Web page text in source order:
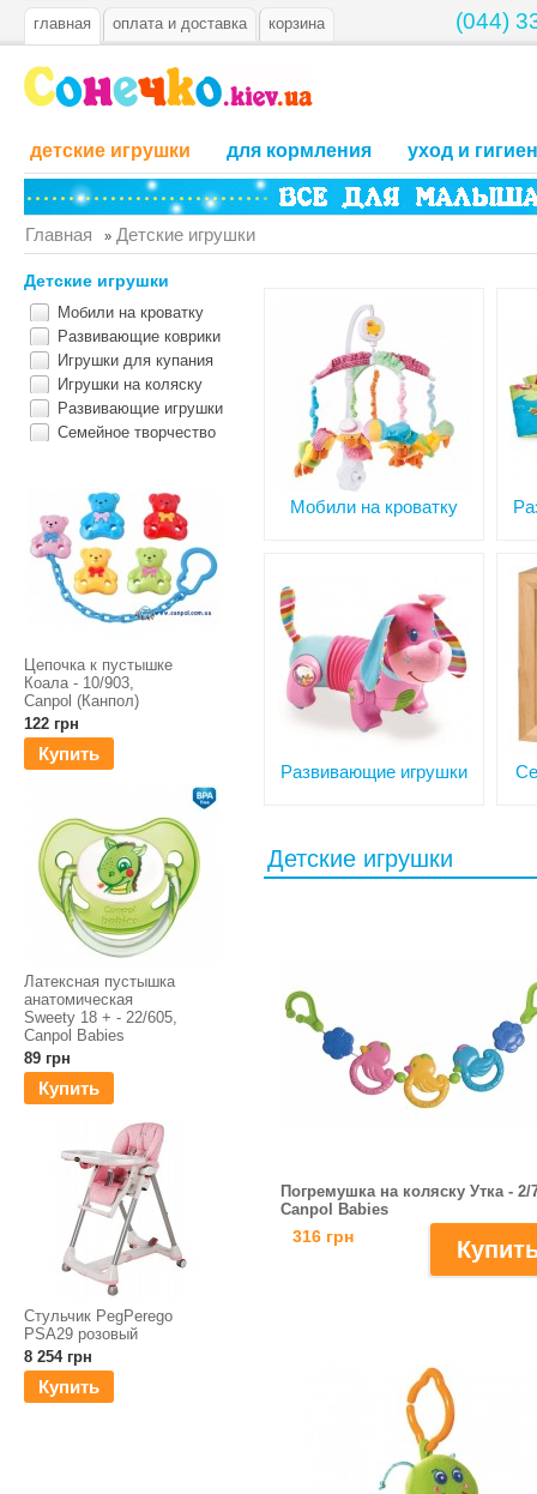
(044)
главная оплата и доставка корзина
детские игрушки для кормления уход и
Главная » Детские игрушки
Детские игрушки
Мобили на кроватку
Развивающие коврики
Игрушки для купания
Игрушки на коляску
Развивающие игрушки
Семейное творчество
Цепочка к пустышке
Коала - 10/903,
Canpol (Канпол)
122 грн
Купить
Латексная пустышка
анатомическая
Sweety 18 + - 22/605,
Canpol Babies
89 грн
Купить
Стульчик PegPerego
PSA29 розовый
8 254 грн
Купить
Мобили на кроватку
Развивающие игрушки
Детские игрушки
Погремушка на коляску Утка - 2/
Canpol Babies
316 грн